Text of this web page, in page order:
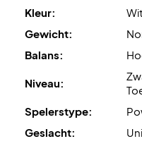
met Ashaway Zymax 68
Kleur:
Gewicht:
Balans:
Niveau:
Spelerstype:
Geslacht: